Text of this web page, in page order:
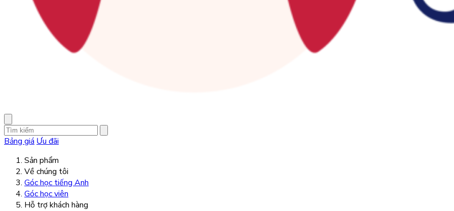
Bảng giá Ưu đãi
Sản phẩm
Về chúng tôi
Góc học tiếng Anh
Góc học viên
Hỗ trợ khách hàng